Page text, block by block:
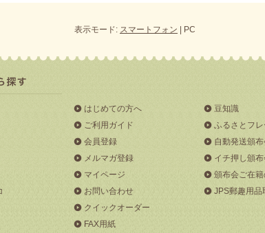
表示モード: スマートフォン | PC
はじめての方へ
ご利用ガイド
会員登録
メルマガ登録
マイページ
お問い合わせ
クイックオーダー
FAX用紙
豆知識
ふるさとフ
自動発送頒布
イチ押し頒布
頒布会ご在
JPS郵趣用品